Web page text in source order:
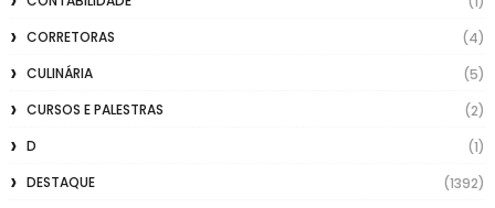
CORRETORAS
(4)
CULINÁRIA
(5)
CURSOS E PALESTRAS
(2)
D
(1)
DESTAQUE
(1392)